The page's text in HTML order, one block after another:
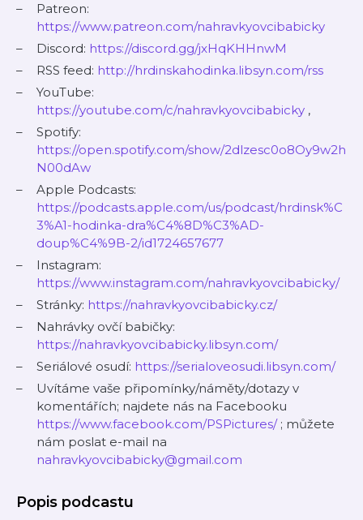
Patreon:
https://www.patreon.com/nahravkyovcibabicky
Discord: https://discord.gg/jxHqKHHnwM
RSS feed: http://hrdinskahodinka.libsyn.com/rss
YouTube:
https://youtube.com/c/nahravkyovcibabicky ,
Spotify:
https://open.spotify.com/show/2dlzesc0o8Oy9w2h
N00dAw
Apple Podcasts:
https://podcasts.apple.com/us/podcast/hrdinsk%C
3%A1-hodinka-dra%C4%8D%C3%AD-
doup%C4%9B-2/id1724657677
Instagram:
https://www.instagram.com/nahravkyovcibabicky/
Stránky: https://nahravkyovcibabicky.cz/
Nahrávky ovčí babičky:
https://nahravkyovcibabicky.libsyn.com/
Seriálové osudí: https://serialoveosudi.libsyn.com/
Uvítáme vaše připomínky/náměty/dotazy v
komentářích; najdete nás na Facebooku
https://www.facebook.com/PSPictures/; můžete
nám poslat e-mail na
nahravkyovcibabicky@gmail.com
Popis podcastu